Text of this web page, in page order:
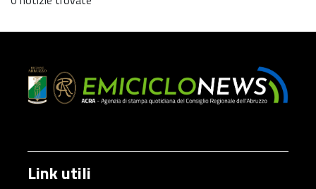
Link utili